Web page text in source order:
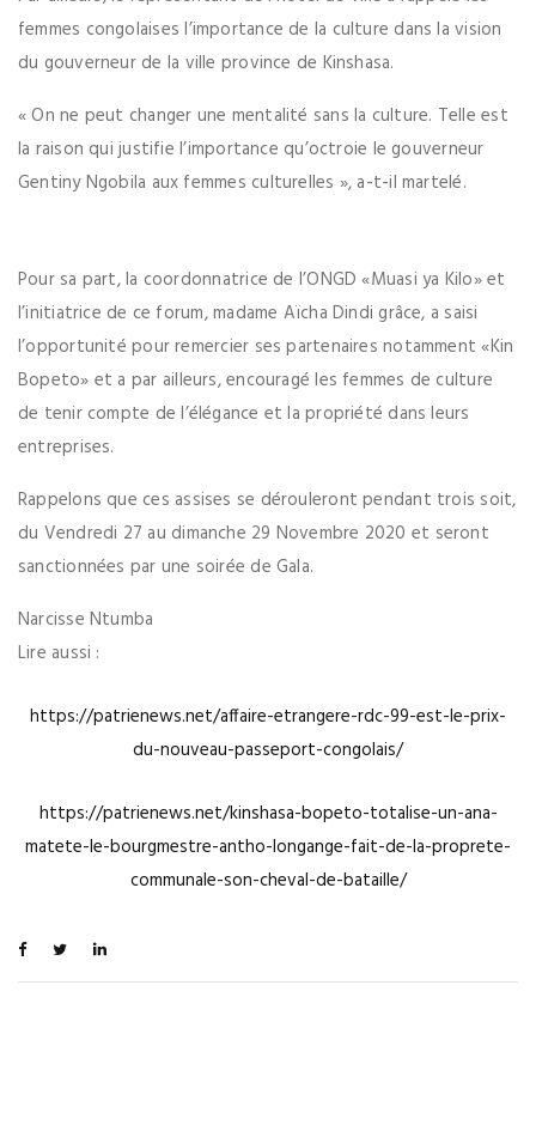
femmes congolaises l’importance de la culture dans la vision
du gouverneur de la ville province de Kinshasa.
« On ne peut changer une mentalité sans la culture. Telle est
la raison qui justifie l’importance qu’octroie le gouverneur
Gentiny Ngobila aux femmes culturelles », a-t-il martelé.
Pour sa part, la coordonnatrice de l’ONGD «Muasi ya Kilo» et
l’initiatrice de ce forum, madame Aïcha Dindi grâce, a saisi
l’opportunité pour remercier ses partenaires notamment «Kin
Bopeto» et a par ailleurs, encouragé les femmes de culture
de tenir compte de l’élégance et la propriété dans leurs
entreprises.
Rappelons que ces assises se dérouleront pendant trois soit,
du Vendredi 27 au dimanche 29 Novembre 2020 et seront
sanctionnées par une soirée de Gala.
Narcisse Ntumba
Lire aussi :
https://patrienews.net/affaire-etrangere-rdc-99-est-le-prix-
du-nouveau-passeport-congolais/
https://patrienews.net/kinshasa-bopeto-totalise-un-ana-
matete-le-bourgmestre-antho-longange-fait-de-la-proprete-
communale-son-cheval-de-bataille/